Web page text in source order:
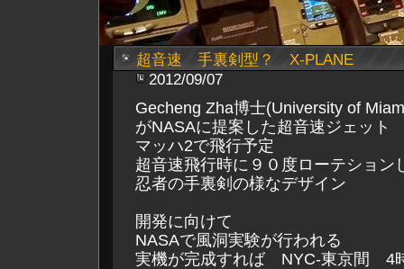
超音速 手裏剣型？ X-PLANE
2012/09/07
Gecheng Zha博士(University of
がNASAに提案した超音速ジェット
マッハ2で飛行予定
超音速飛行時に９０度ローテション
忍者の手裏剣の様なデザイン
開発に向けて
NASAで風洞実験が行われる
実機が完成すれば NYC-東京間 4